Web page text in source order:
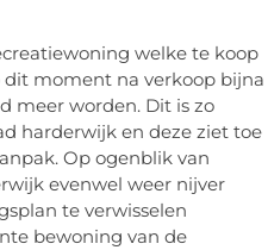
welke te koop
moment na verkoop bijna
meer worden. Dit is zo
harderwijk en deze ziet toe
Op ogenblik van
evenwel weer nijver
te verwisselen
bewoning van de